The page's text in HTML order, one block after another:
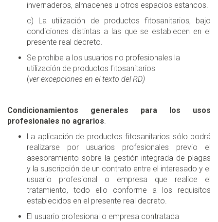
invernaderos, almacenes u otros espacios estancos.
c) La utilización de productos fitosanitarios, bajo
condiciones distintas a las que se establecen en el
presente real decreto.
Se prohíbe a los usuarios no profesionales la
utilización de productos fitosanitarios
(ver excepciones en el texto del RD)
Condicionamientos generales para los usos
profesionales no agrarios.
La aplicación de productos fitosanitarios sólo podrá
realizarse por usuarios profesionales previo el
asesoramiento sobre la gestión integrada de plagas
y la suscripción de un contrato entre el interesado y el
usuario profesional o empresa que realice el
tratamiento, todo ello conforme a los requisitos
establecidos en el presente real decreto.
El usuario profesional o empresa contratada